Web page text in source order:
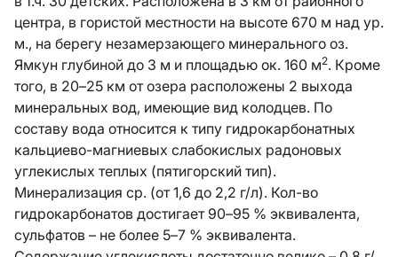
центра, в гористой местности на высоте 670 м над ур.
м., на берегу незамерзающего минерального оз.
Ямкун глубиной до 3 м и площадью ок. 160 м2. Кроме
того, в 20–25 км от озера расположены 2 выхода
минеральных вод, имеющие вид колодцев. По
составу вода относится к типу гидрокарбонатных
кальциево-магниевых слабокислых радоновых
углекислых теплых (пятигорский тип).
Минерализация ср. (от 1,6 до 2,2 г/л). Кол-во
гидрокарбонатов достигает 90–95 % эквивалента,
сульфатов – не более 5–7 % эквивалента.